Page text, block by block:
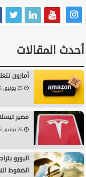
أحدث المقالات
أمازون
25 يونيو, 2026 9:48 م
مصير
25 يونيو, 2026 8:11 م
اليورو
الضغوط